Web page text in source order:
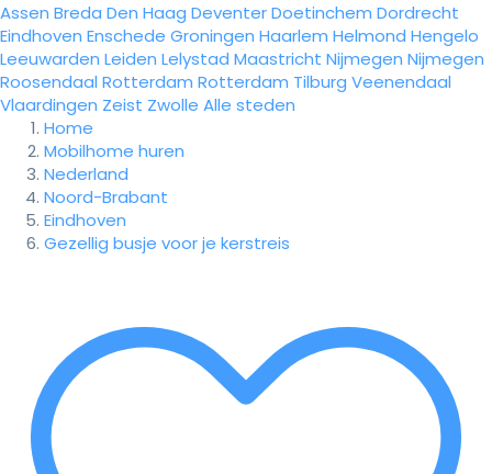
Assen Breda Den Haag DeventerDoetinchem Dordrecht
Eindhoven Enschede Groningen Haarlem Helmond Hengelo
Leeuwarden Leiden Lelystad Maastricht Nijmegen Nijmegen
Roosendaal Rotterdam Rotterdam Tilburg Veenendaal
Vlaardingen Zeist Zwolle Alle steden
Home
Mobilhome huren
Nederland
Noord-Brabant
Eindhoven
Gezellig busje voor je kerstreis